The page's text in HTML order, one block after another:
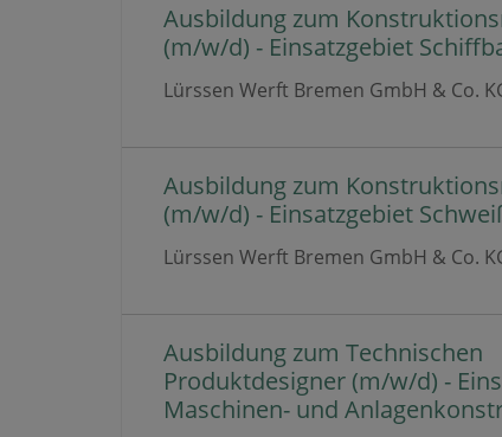
Ausbildung zum
(m/w/d) - Einsatzgebiet
Lürssen Werft Bremen GmbH & Co.
Ausbildung zum
(m/w/d) - Einsatzgebiet
Lürssen Werft Bremen GmbH & Co.
Ausbildung zum Technischen
Produktdesigner (m/w/d) -
Maschinen- und